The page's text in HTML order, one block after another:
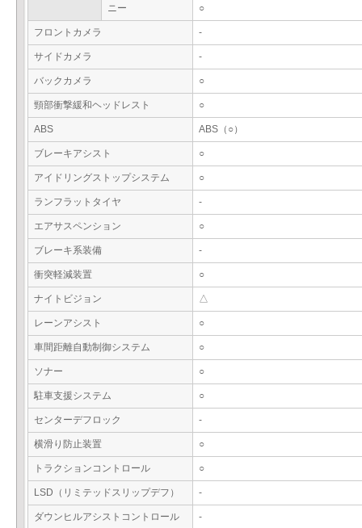
ニー ○
フロントカメラ -
サイドカメラ -
バックカメラ ○
頸部衝撃緩和ヘッドレスト ○
ABS ABS（○）
ブレーキアシスト ○
アイドリングストップシステム ○
ランフラットタイヤ -
エアサスペンション ○
ブレーキ系装備 -
衝突軽減装置 ○
ナイトビジョン △
レーンアシスト ○
車間距離自動制御システム ○
ソナー ○
駐車支援システム ○
センターデフロック -
横滑り防止装置 ○
トラクションコントロール ○
LSD（リミテッドスリップデフ） -
ダウンヒルアシストコントロール -